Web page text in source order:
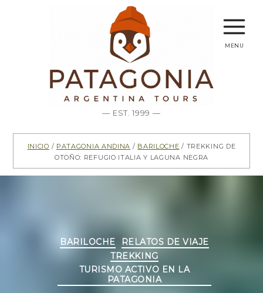
— EST. 1999 —
menu
Inicio / Patagonia Andina / Bariloche / Trekking de
Otoño: Refugio Italia y Laguna Negra
Categorías
BARILOCHE
RELATOS DE VIAJE
TREKKING
TURISMO ACTIVO EN LA
PATAGONIA